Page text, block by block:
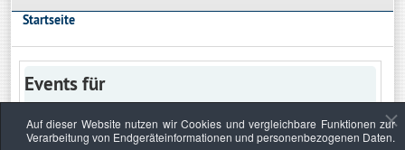
Startseite
Events für
Auf dieser Website nutzen wir Cookies und vergleichbare Funktionen zur
Verarbeitung von Endgeräteinformationen und personenbezogenen Daten.